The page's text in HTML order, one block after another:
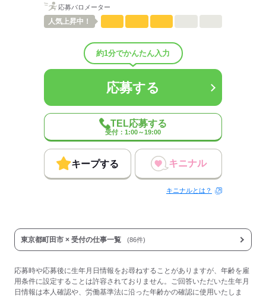
男性
職場の様子 しずか
待遇・福利厚生：
≪ポイント≫
◇1日だけの勤務もOK！日払い！
◇うれしいお弁当・ドリンク支給
◇交通費規定内支給
◇短時間の場合最低保障アリ
応募バロメーター
人気上昇中！
約1分でかんたん入力
応募する
TEL応募する
受付：1:00～19:00
キープする キニナル
キニナルとは？
東京都町田市 × 受付の仕事一覧 (86件)
応募時や応募後に生年月日情報をお尋ねすることがありますが、年齢を雇
用条件に設定することは許容されておりません。ご回答いただいた生年月
日情報は本人確認や、労働基準法に沿った年齢かの確認に使用いたしま